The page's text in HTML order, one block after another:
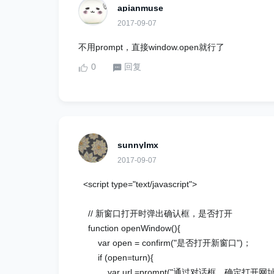
apianmuse
2017-09-07
不用prompt，直接window.open就行了
0
回复
sunnylmx
2017-09-07
<script type="text/javascript">
// 新窗口打开时弹出确认框，是否打开
function openWindow(){
var open = confirm("是否打开新窗口")；
if (open=turn){